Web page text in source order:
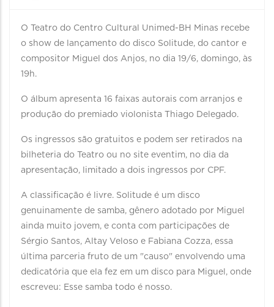
O Teatro do Centro Cultural Unimed-BH Minas recebe
o show de lançamento do disco Solitude, do cantor e
compositor Miguel dos Anjos, no dia 19/6, domingo, às
19h.
O álbum apresenta 16 faixas autorais com arranjos e
produção do premiado violonista Thiago Delegado.
Os ingressos são gratuitos e podem ser retirados na
bilheteria do Teatro ou no site eventim, no dia da
apresentação, limitado a dois ingressos por CPF.
A classificação é livre. Solitude é um disco
genuinamente de samba, gênero adotado por Miguel
ainda muito jovem, e conta com participações de
Sérgio Santos, Altay Veloso e Fabiana Cozza, essa
última parceria fruto de um "causo" envolvendo uma
dedicatória que ela fez em um disco para Miguel, onde
escreveu: Esse samba todo é nosso.